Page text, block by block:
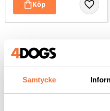
Samtycke